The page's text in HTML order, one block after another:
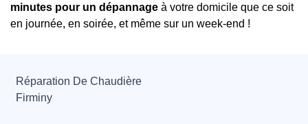
minutes pour un dépannage à votre domicile que ce soit
en journée, en soirée, et même sur un week-end !
Réparation De Chaudière
Firminy